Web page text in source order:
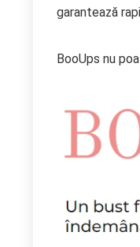
garantează
BooUps nu